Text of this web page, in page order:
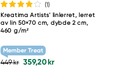
(1)
Kreatima Artists' linlerret, lerret
av lin 50×70 cm, dybde 2 cm,
460 g/m²
Member Treat
449 kr 359,20 kr